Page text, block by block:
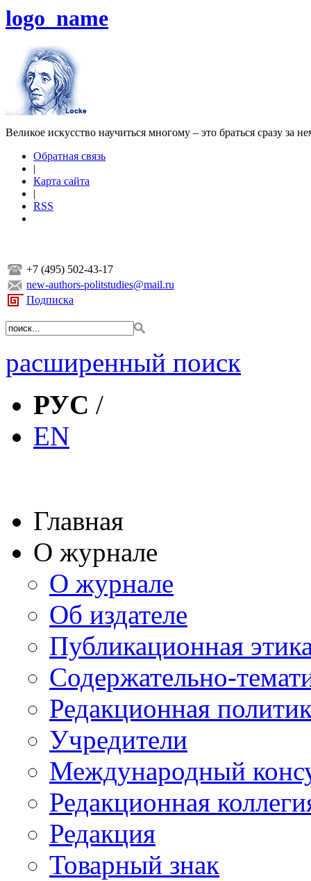
logo_name
Великое искусство научиться многому – это браться сразу за
Обратная связь
|
Карта сайта
|
RSS
+7 (495) 502-43-17
new-authors-politstudies@mail.ru
Подписка
расширенный поиск
РУС /
EN
Главная
О журнале
О журнале
Об издателе
Публикационная
Содержательно-
Редакционная
Учредители
Международный
Редакционная
Редакция
Товарный знак